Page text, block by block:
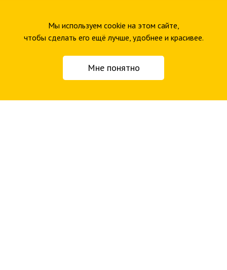
Наши спецпроекты
Мы используем cookie на этом сайте,
чтобы сделать его ещё лучше, удобнее и красивее.
Мне понятно